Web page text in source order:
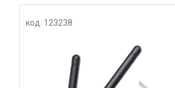
код: 123238